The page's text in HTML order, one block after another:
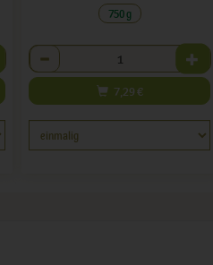
750 g
Anzahl
7,29 €